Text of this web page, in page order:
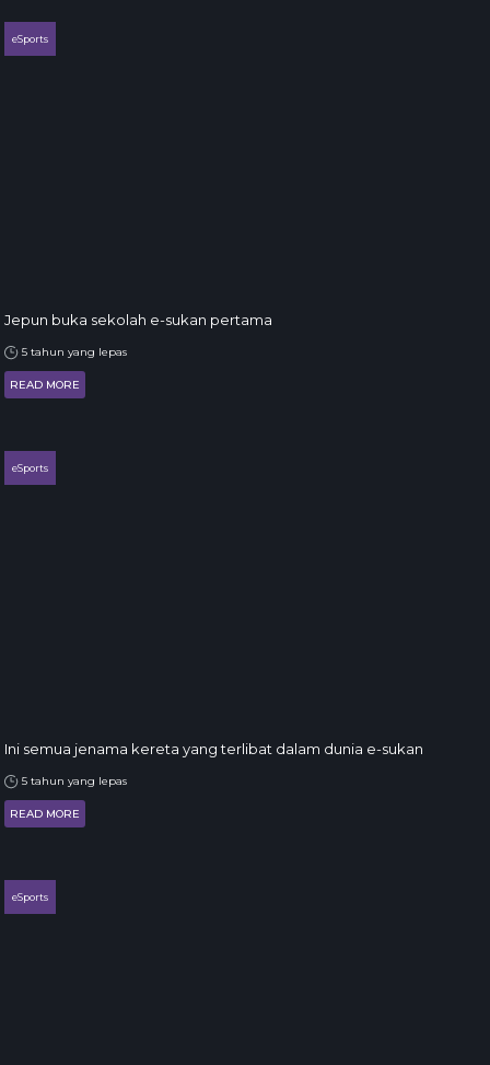
eSports
Jepun buka sekolah e-sukan pertama
5 tahun yang lepas
READ MORE
eSports
Ini semua jenama kereta yang terlibat dalam dunia e-sukan
5 tahun yang lepas
READ MORE
eSports